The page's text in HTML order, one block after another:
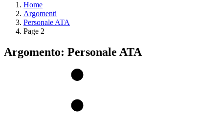
Home
Argomenti
Personale ATA
Page 2
Argomento: Personale ATA